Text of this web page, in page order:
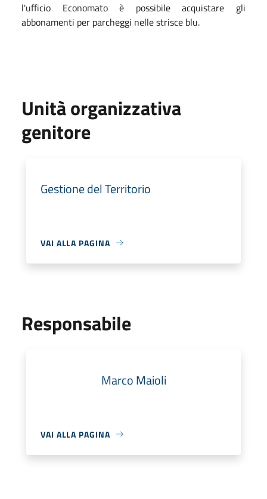
l'ufficio Economato è possibile acquistare gli
abbonamenti per parcheggi nelle strisce blu.
Unità organizzativa
genitore
Gestione del Territorio
VAI ALLA PAGINA
Responsabile
Marco Maioli
VAI ALLA PAGINA